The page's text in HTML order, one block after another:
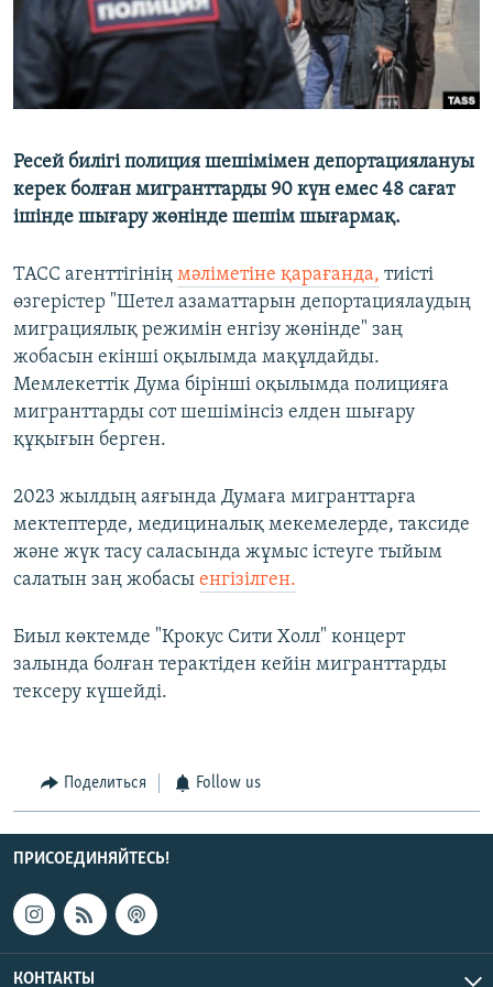
Ресей билігі полиция шешімімен депортациялануы
керек болған мигранттарды 90 күн емес 48 сағат
ішінде шығару жөнінде шешім шығармақ.
ТАСС агенттігінің мәліметіне қарағанда, тиісті
өзгерістер "Шетел азаматтарын депортациялаудың
миграциялық режимін енгізу жөнінде" заң
жобасын екінші оқылымда мақұлдайды.
Мемлекеттік Дума бірінші оқылымда полицияға
мигранттарды сот шешімінсіз елден шығару
құқығын берген.
2023 жылдың аяғында Думаға мигранттарға
мектептерде, медициналық мекемелерде, таксиде
және жүк тасу саласында жұмыс істеуге тыйым
салатын заң жобасы енгізілген.
Биыл көктемде "Крокус Сити Холл" концерт
залында болған терактіден кейін мигранттарды
тексеру күшейді.
Поделиться Follow us
ПРИСОЕДИНЯЙТЕСЬ!
КОНТАКТЫ